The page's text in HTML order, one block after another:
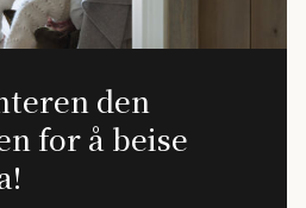
den
for å beise